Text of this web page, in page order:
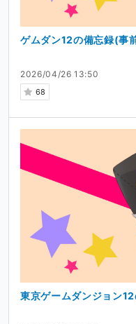
2026/04/26 13:50
68
ゲムダン12の備忘録(事
東京ゲームダンジョン